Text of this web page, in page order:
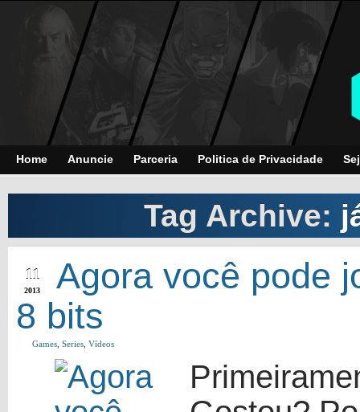
Home Anuncie Parceria Politica de Privacidade
Tag Archive:
11
2013
Agora você pode
8 bits
Games Series Vídeos